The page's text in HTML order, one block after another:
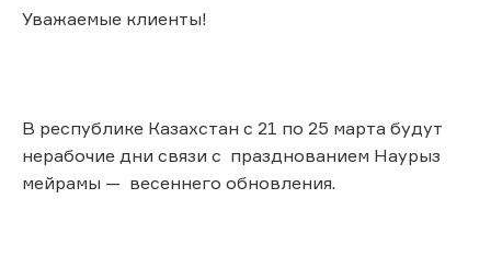
Уважаемые клиенты!
В республике Казахстан с 21 по 25 марта будут
нерабочие дни связи с празднованием Наурыз
мейрамы — весеннего обновления.